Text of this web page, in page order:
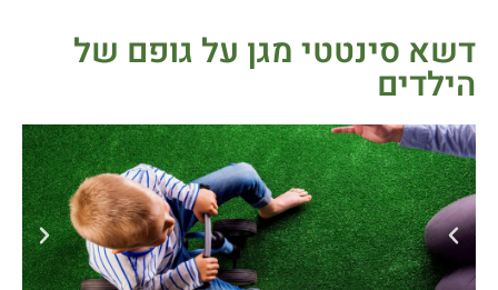
דשא סינטטי מגן על גופם של
הילדים